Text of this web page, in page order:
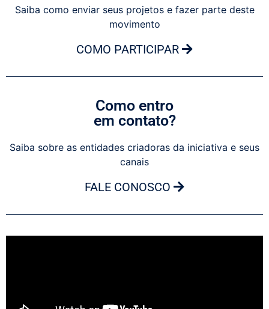
Saiba como enviar seus projetos e fazer parte deste
movimento
COMO PARTICIPAR
Como entro
em contato?
Saiba sobre as entidades criadoras da iniciativa e seus
canais
FALE CONOSCO